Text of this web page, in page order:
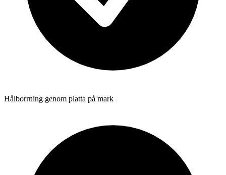
Hålborrning genom platta på mark